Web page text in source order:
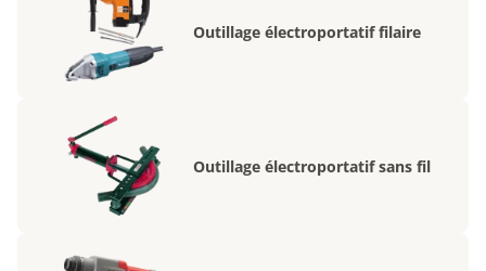
Outillage électroportatif filaire
Outillage électroportatif sans fil